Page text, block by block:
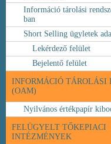
Információ tárolási
ban
Short Selling ügyletek
Lekérdező felület
Bejelentő felület
INFORMÁCIÓ TÁROLÁSI
(OAM)
Nyilvános értékpapír
FELÜGYELT TŐKEPIACI
INTÉZMÉNYEK